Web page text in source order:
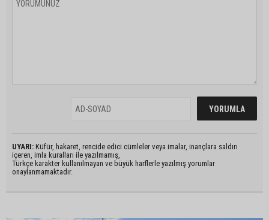
UYARI: Küfür, hakaret, rencide edici cümleler veya imalar, inançlara saldırı
içeren, imla kuralları ile yazılmamış,
Türkçe karakter kullanılmayan ve büyük harflerle yazılmış yorumlar
onaylanmamaktadır.